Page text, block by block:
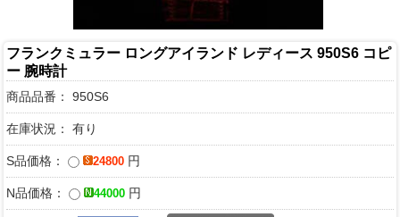
フランクミュラー ロングアイランド レディース 950S6 コピ
ー 腕時計
商品品番： 950S6
在庫状況： 有り
S品価格： 24800 円
N品価格： 44000 円